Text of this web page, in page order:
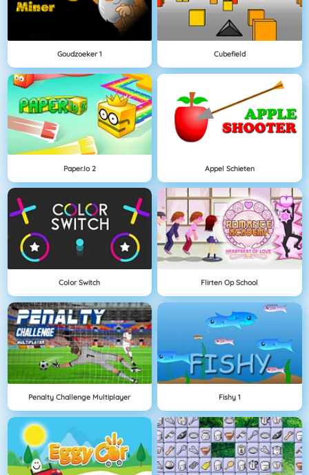
Goudzoeker 1 Cubefield
Paper.io 2 Appel Schieten
Color Switch Flirten Op School
Penalty Challenge Multiplayer Fishy 1